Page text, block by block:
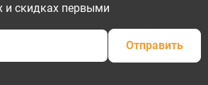
и скидках первыми
Отправить